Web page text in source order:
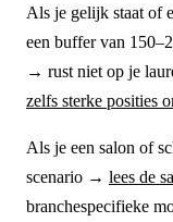
Als je gelijk staat of
een buffer van
→ rust niet op je
zelfs sterke posities
Als je een salon of
scenario → lees de
branchespecifieke